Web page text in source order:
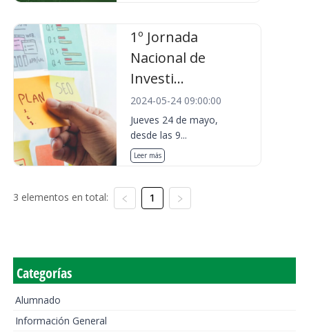
1º Jornada
Nacional de
Investi...
2024-05-24 09:00:00
Jueves 24 de mayo,
desde las 9...
Leer más
3 elementos en total: 1
Categorías
Alumnado
Información General